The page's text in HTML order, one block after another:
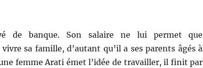
de banque. Son salaire ne lui permet que
sa famille, d’autant qu’il a ses parents âgés à
femme Arati émet l’idée de travailler, il finit par